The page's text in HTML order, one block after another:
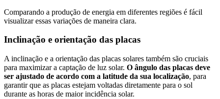
Comparando a produção de energia em diferentes regiões é fácil
visualizar essas variações de maneira clara.
Inclinação e orientação das placas
A inclinação e a orientação das placas solares também são cruciais
para maximizar a captação de luz solar. O ângulo das placas deve
ser ajustado de acordo com a latitude da sua localização, para
garantir que as placas estejam voltadas diretamente para o sol
durante as horas de maior incidência solar.